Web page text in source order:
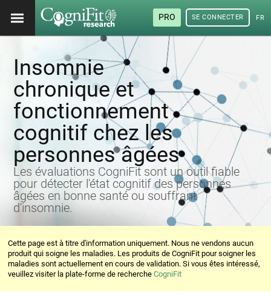
PRO SE CONNECTER
Insomnie
chronique et
fonctionnement
cognitif chez les
personnes âgées
Les évaluations CogniFit sont un outil fiable
pour détecter l'état cognitif des personnes
âgées en bonne santé ou souffrant
d'insomnie.
Cette page est à titre d'information uniquement. Nous ne vendons aucun
produit qui soigne les maladies. Les produits de CogniFit pour soigner les
maladies sont actuellement en cours de validation. Si vous êtes intéressé,
veuillez visiter la plate-forme de rechercheCogniFit